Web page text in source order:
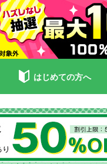
はじめての方へ